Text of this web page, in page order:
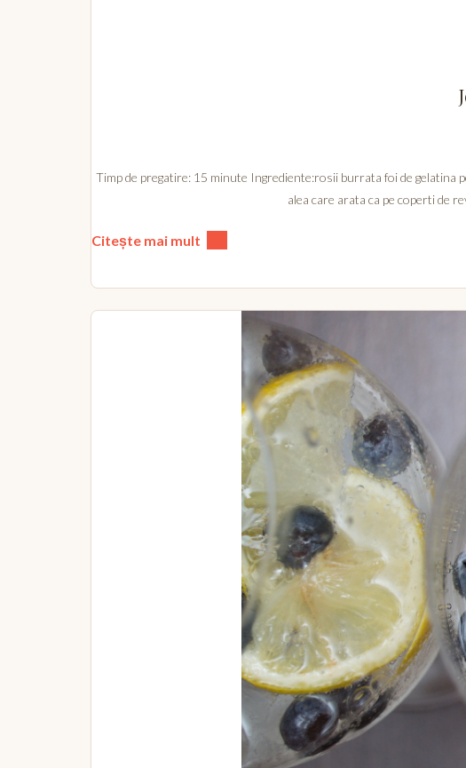
Timp de pregatire: 15 minute Ingrediente:rosii burrata foi de gelatina
alea care arata ca pe coperti de
Citește mai mult